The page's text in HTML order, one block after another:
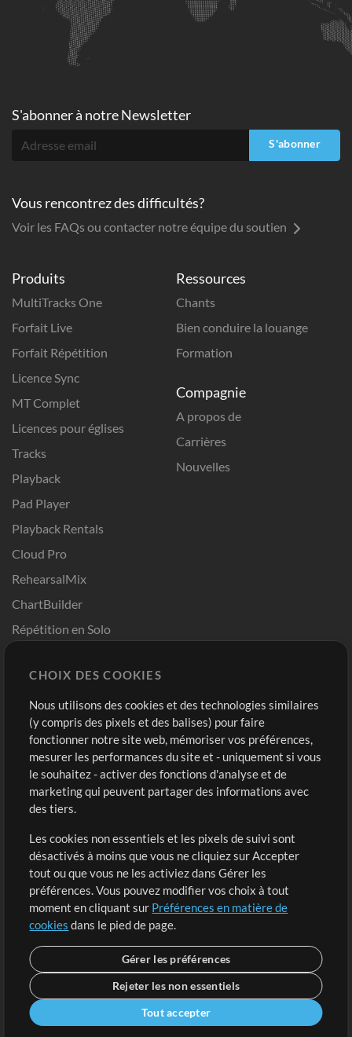
Produits
MultiTracks One
Forfait Live
Forfait Répétition
Licence Sync
MT Complet
Licences pour églises
Tracks
Playback
Pad Player
Playback Rentals
Cloud Pro
RehearsalMix
ChartBuilder
Répétition en Solo
Modèles ProPresenter
Sons
Ressources
Chants
Bien conduire la louange
Formation
Compagnie
A propos de
Carrières
Nouvelles
Boutique
Acheter des crédits
Contenu gratuit
Demander les pistes
Extras
Sessions
Soumettre votre contenu
Listes de lecture
Conférence MT
Compte
Connexion
S'inscrire
S'abonner à notre Newsletter
S'abonner
Vous rencontrez des difficultés?
Voir les FAQs ou contacter notre équipe du soutien
CHOIX DES COOKIES
Nous utilisons des cookies et des technologies similaires
(y compris des pixels et des balises) pour faire
fonctionner notre site web, mémoriser vos préférences,
mesurer les performances du site et - uniquement si vous
le souhaitez - activer des fonctions d'analyse et de
marketing qui peuvent partager des informations avec
des tiers.
Les cookies non essentiels et les pixels de suivi sont
désactivés à moins que vous ne cliquiez sur Accepter
tout ou que vous ne les activiez dans Gérer les
préférences. Vous pouvez modifier vos choix à tout
moment en cliquant sur Préférences en matière de
cookies dans le pied de page.
Gérer les préférences
Rejeter les non essentiels
Tout accepter